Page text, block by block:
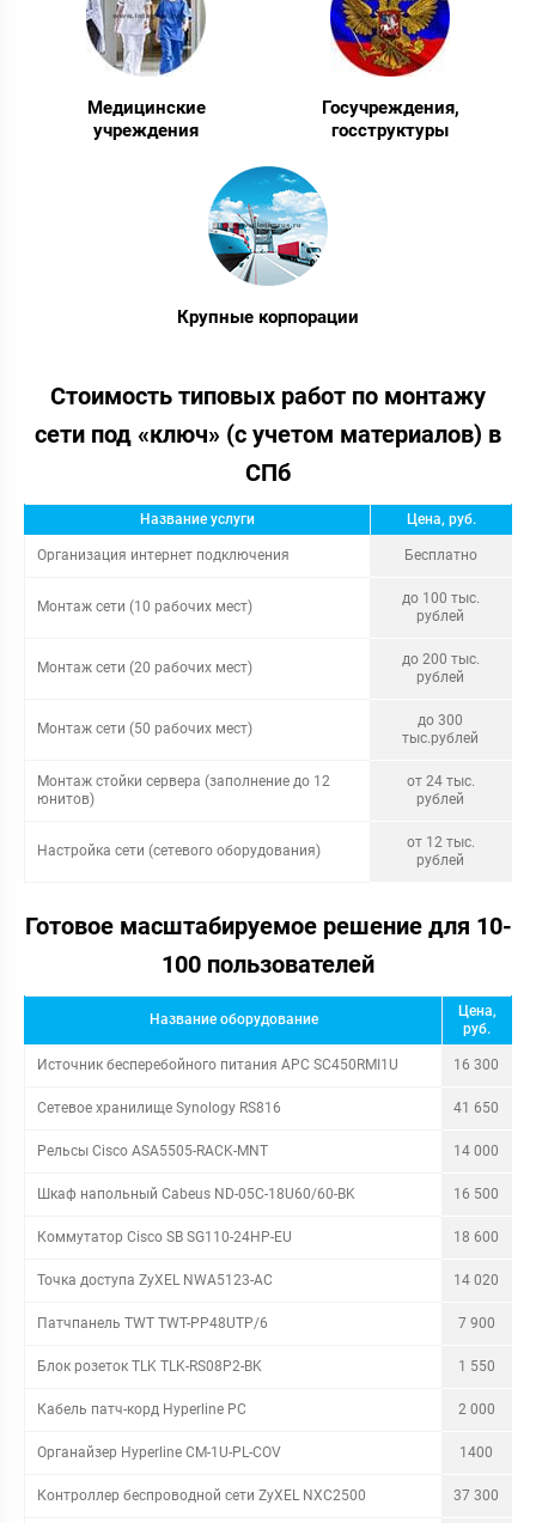
Медицинские
учреждения
Госучреждения,
госструктуры
Крупные корпорации
Стоимость типовых работ по монтажу
сети под «ключ» (с учетом материалов) в
СПб
Название услуги Цена, руб.
Организация интернет подключения Бесплатно
Монтаж сети (10 рабочих мест)
до 100 тыс.
рублей
Монтаж сети (20 рабочих мест)
до 200 тыс.
рублей
Монтаж сети (50 рабочих мест)
до 300
тыс.рублей
Монтаж стойки сервера (заполнение до 12
юнитов)
от 24 тыс.
рублей
Настройка сети (сетевого оборудования)
от 12 тыс.
рублей
Готовое масштабируемое решение для 10-
100 пользователей
Название оборудование
Цена,
руб.
Источник бесперебойного питания APC SC450RMI1U 16 300
Сетевое хранилище Synology RS816 41 650
Рельсы Cisco ASA5505-RACK-MNT 14 000
Шкаф напольный Cabeus ND-05C-18U60/60-BK 16 500
Коммутатор Cisco SB SG110-24HP-EU 18 600
Точка доступа ZyXEL NWA5123-AC 14 020
Патчпанель TWT TWT-PP48UTP/6 7 900
Блок розеток TLK TLK-RS08P2-BK 1 550
Кабель патч-корд Hyperline PC 2 000
Органайзер Hyperline CM-1U-PL-COV 1400
Контроллер беспроводной сети ZyXEL NXC2500 37 300